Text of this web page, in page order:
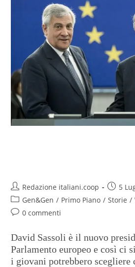
Redazione italiani.coop
5
Gen&Gen / Primo Piano / Storie /
0 commenti
David Sassoli è il nuovo
Parlamento europeo e così ci
i giovani potrebbero scegliere